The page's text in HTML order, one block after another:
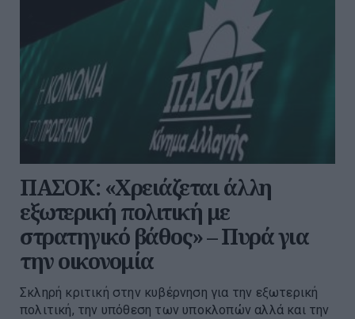
ΠΑΣΟΚ: «Χρειάζεται άλλη
εξωτερική πολιτική με
στρατηγικό βάθος» – Πυρά για
την οικονομία
Σκληρή κριτική στην κυβέρνηση για την εξωτερική
πολιτική, την υπόθεση των υποκλοπών αλλά και την